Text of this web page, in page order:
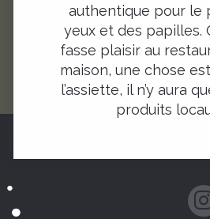
authentique pour le
yeux et des papilles.
fasse plaisir au
maison, une chose
l’assiette, il n’y aura
produits